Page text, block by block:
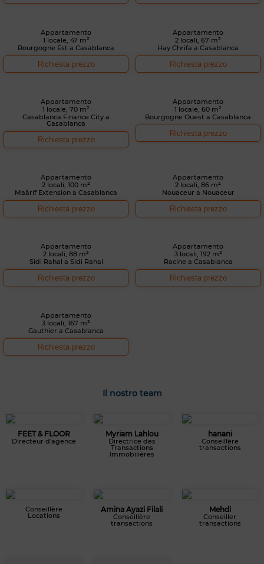
Appartamento
1 locale, 47 m²
Bourgogne Est a Casablanca
Richiesta prezzo
Appartamento
2 locali, 67 m²
Hay Chrifa a Casablanca
Richiesta prezzo
Appartamento
1 locale, 70 m²
Casablanca Finance City a
Casablanca
Richiesta prezzo
Appartamento
1 locale, 60 m²
Bourgogne Ouest a Casablanca
Richiesta prezzo
Appartamento
2 locali, 100 m²
Maârif Extension a Casablanca
Richiesta prezzo
Appartamento
2 locali, 86 m²
Nouaceur a Nouaceur
Richiesta prezzo
Appartamento
2 locali, 88 m²
Sidi Rahal a Sidi Rahal
Richiesta prezzo
Appartamento
3 locali, 192 m²
Racine a Casablanca
Richiesta prezzo
Appartamento
3 locali, 167 m²
Gauthier a Casablanca
Richiesta prezzo
Il nostro team
FEET & FLOOR
Directeur d'agence
Myriam Lahlou
Directrice des
Transactions
Immobilières
hanani
Conseillère
transactions
Conseillère
Locations
Amina Ayazi Filali
Conseillère
transactions
Mehdi
Conseiller
transactions